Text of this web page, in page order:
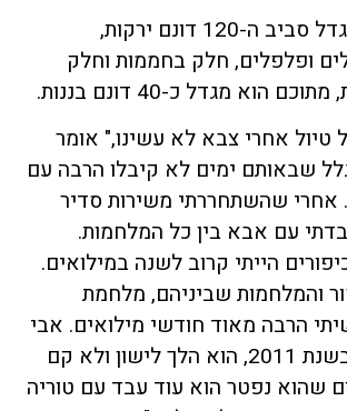
היום שמוליק מגדל סביב ה-120 דונם ירקות,
ופלפלים, חלק בחממות וחלק
הוא מגדל כ-40 דונם בננות.
טיול אחרי צבא לא עשינו," אומר
שבאותם ימים לא קיבלו הרבה עם
אחרי שהשתחררתי משירות סדיר
עם אבא בין כל המלחמות.
הייתי קרוב לשנה במילואים.
והמלחמות שביניהם, מלחמת
הרבה מאוד חודשי מילואים. אבי
נפטר בגיל 92 בשנת 2011, הוא הלך לישון ולא קם
שהוא נפטר הוא עוד עבד עם טוריה